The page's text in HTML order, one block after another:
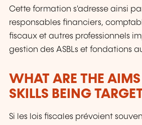
Cette formation s'adresse ainsi
responsables financiers,
fiscaux et autres professionnels
gestion des ASBLs et fondations
WHAT ARE THE AIMS
SKILLS BEING
Si les lois fiscales prévoient